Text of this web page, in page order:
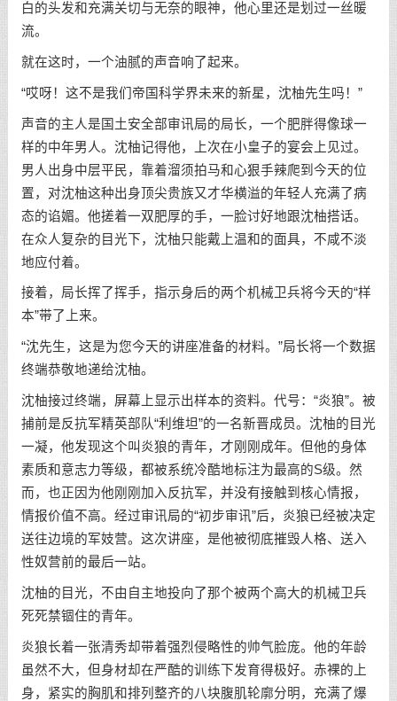
白的头发和充满关切与无奈的眼神，他心里还是划过一丝暖
流。
就在这时，一个油腻的声音响了起来。
“哎呀！这不是我们帝国科学界未来的新星，沈柚先生吗！”
声音的主人是国土安全部审讯局的局长，一个肥胖得像球一
样的中年男人。沈柚记得他，上次在小皇子的宴会上见过。
男人出身中层平民，靠着溜须拍马和心狠手辣爬到今天的位
置，对沈柚这种出身顶尖贵族又才华横溢的年轻人充满了病
态的谄媚。他搓着一双肥厚的手，一脸讨好地跟沈柚搭话。
在众人复杂的目光下，沈柚只能戴上温和的面具，不咸不淡
地应付着。
接着，局长挥了挥手，指示身后的两个机械卫兵将今天的“样
本”带了上来。
“沈先生，这是为您今天的讲座准备的材料。”局长将一个数据
终端恭敬地递给沈柚。
沈柚接过终端，屏幕上显示出样本的资料。代号：“炎狼”。被
捕前是反抗军精英部队“利维坦”的一名新晋成员。沈柚的目光
一凝，他发现这个叫炎狼的青年，才刚刚成年。但他的身体
素质和意志力等级，都被系统冷酷地标注为最高的S级。然
而，也正因为他刚刚加入反抗军，并没有接触到核心情报，
情报价值不高。经过审讯局的“初步审讯”后，炎狼已经被决定
送往边境的军妓营。这次讲座，是他被彻底摧毁人格、送入
性奴营前的最后一站。
沈柚的目光，不由自主地投向了那个被两个高大的机械卫兵
死死禁锢住的青年。
炎狼长着一张清秀却带着强烈侵略性的帅气脸庞。他的年龄
虽然不大，但身材却在严酷的训练下发育得极好。赤裸的上
身，紧实的胸肌和排列整齐的八块腹肌轮廓分明，充满了爆